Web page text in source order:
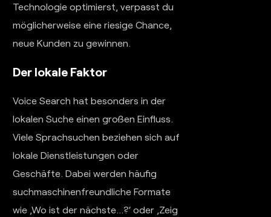
Technologie optimierst, verpasst du
möglicherweise eine riesige Chance,
neue Kunden zu gewinnen.
Der lokale Faktor
Voice Search hat besonders in der
lokalen Suche einen großen Einfluss.
Viele Sprachsuchen beziehen sich auf
lokale Dienstleistungen oder
Geschäfte. Dabei werden häufig
suchmaschinenfreundliche Formate
wie ‚Wo ist der nächste…?‘ oder ‚Zeig